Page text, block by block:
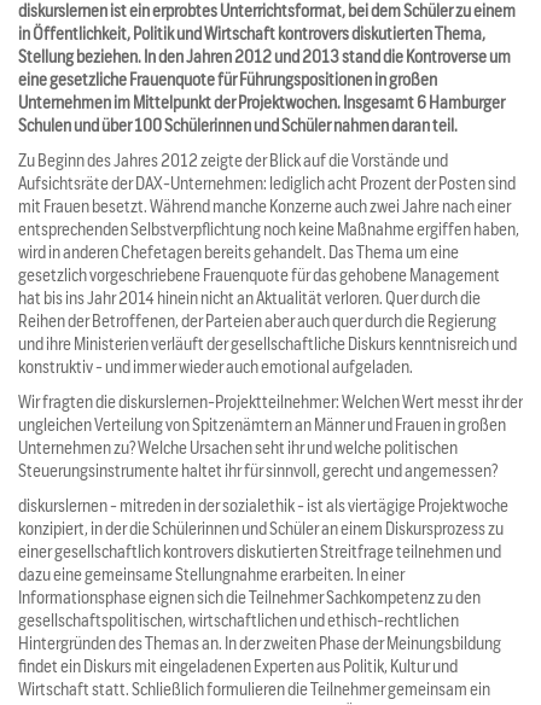
diskurslernen ist ein erprobtes Unterrichtsformat, bei dem Schüler zu einem
in Öffentlichkeit, Politik und Wirtschaft kontrovers diskutierten Thema,
Stellung beziehen. In den Jahren 2012 und 2013 stand die Kontroverse um
eine gesetzliche Frauenquote für Führungspositionen in großen
Unternehmen im Mittelpunkt der Projektwochen. Insgesamt 6 Hamburger
Schulen und über 100 Schülerinnen und Schüler nahmen daran teil.
Zu Beginn des Jahres 2012 zeigte der Blick auf die Vorstände und
Aufsichtsräte der DAX-Unternehmen: lediglich acht Prozent der Posten sind
mit Frauen besetzt. Während manche Konzerne auch zwei Jahre nach einer
entsprechenden Selbstverpflichtung noch keine Maßnahme ergiffen haben,
wird in anderen Chefetagen bereits gehandelt. Das Thema um eine
gesetzlich vorgeschriebene Frauenquote für das gehobene Management
hat bis ins Jahr 2014 hinein nicht an Aktualität verloren. Quer durch die
Reihen der Betroffenen, der Parteien aber auch quer durch die Regierung
und ihre Ministerien verläuft der gesellschaftliche Diskurs kenntnisreich und
konstruktiv - und immer wieder auch emotional aufgeladen.
Wir fragten die diskurslernen-Projektteilnehmer: Welchen Wert messt ihr der
ungleichen Verteilung von Spitzenämtern an Männer und Frauen in großen
Unternehmen zu? Welche Ursachen seht ihr und welche politischen
Steuerungsinstrumente haltet ihr für sinnvoll, gerecht und angemessen?
diskurslernen - mitreden in der sozialethik - ist als viertägige Projektwoche
konzipiert, in der die Schülerinnen und Schüler an einem Diskursprozess zu
einer gesellschaftlich kontrovers diskutierten Streitfrage teilnehmen und
dazu eine gemeinsame Stellungnahme erarbeiten. In einer
Informationsphase eignen sich die Teilnehmer Sachkompetenz zu den
gesellschaftspolitischen, wirtschaftlichen und ethisch-rechtlichen
Hintergründen des Themas an. In der zweiten Phase der Meinungsbildung
findet ein Diskurs mit eingeladenen Experten aus Politik, Kultur und
Wirtschaft statt. Schließlich formulieren die Teilnehmer gemeinsam ein